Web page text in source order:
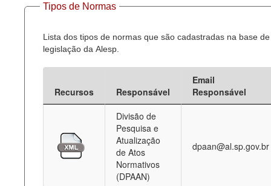
Tipos de Normas
Lista dos tipos de normas que são cadastradas na base de
legislação da Alesp.
Recursos Responsável
Email
Responsável
Divisão de
Pesquisa e
Atualização
de Atos
Normativos
(DPAAN)
dpaan@al.sp.gov.br